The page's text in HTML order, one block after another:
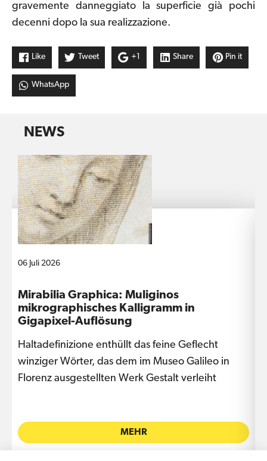
gravemente danneggiato la superficie già pochi
decenni dopo la sua realizzazione.
Like Tweet +1 Share Pin it
WhatsApp
NEWS
06 Juli 2026
Mirabilia Graphica: Muliginos
mikrographisches Kalligramm in
Gigapixel-Auflösung
Haltadefinizione enthüllt das feine Geflecht
winziger Wörter, das dem im Museo Galileo in
Florenz ausgestellten Werk Gestalt verleiht
MEHR